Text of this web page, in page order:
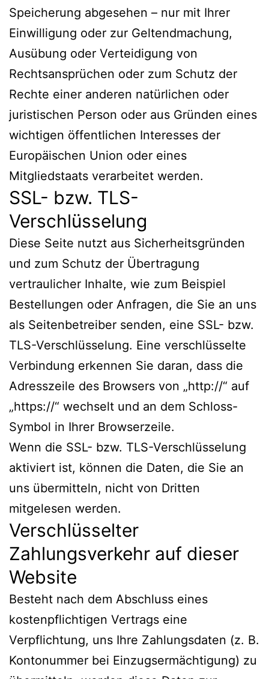
Speicherung abgesehen – nur mit Ihrer
Einwilligung oder zur Geltendmachung,
Ausübung oder Verteidigung von
Rechtsansprüchen oder zum Schutz der
Rechte einer anderen natürlichen oder
juristischen Person oder aus Gründen eines
wichtigen öffentlichen Interesses der
Europäischen Union oder eines
Mitgliedstaats verarbeitet werden.
SSL- bzw. TLS-
Verschlüsselung
Diese Seite nutzt aus Sicherheitsgründen
und zum Schutz der Übertragung
vertraulicher Inhalte, wie zum Beispiel
Bestellungen oder Anfragen, die Sie an uns
als Seitenbetreiber senden, eine SSL- bzw.
TLS-Verschlüsselung. Eine verschlüsselte
Verbindung erkennen Sie daran, dass die
Adresszeile des Browsers von „http://“ auf
„https://“ wechselt und an dem Schloss-
Symbol in Ihrer Browserzeile.
Wenn die SSL- bzw. TLS-Verschlüsselung
aktiviert ist, können die Daten, die Sie an
uns übermitteln, nicht von Dritten
mitgelesen werden.
Verschlüsselter
Zahlungsverkehr auf dieser
Website
Besteht nach dem Abschluss eines
kostenpflichtigen Vertrags eine
Verpflichtung, uns Ihre Zahlungsdaten (z. B.
Kontonummer bei Einzugsermächtigung) zu